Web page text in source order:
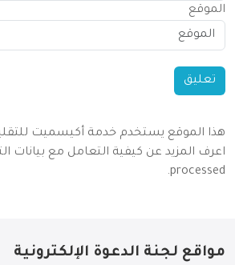
الموقع
هذا الموقع يستخدم خدمة أكيسميت
اعرف المزيد عن كيفية التعامل مع بيانات
processed
.
مواقع لجنة الدعوة الإلكترونية